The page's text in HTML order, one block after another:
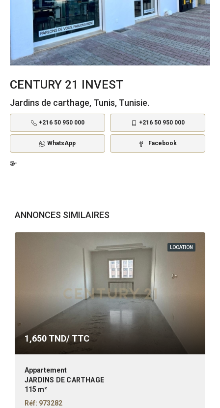
CENTURY 21 INVEST
Jardins de carthage, Tunis, Tunisie.
+216 50 950 000 +216 50 950 000
WhatsApp Facebook
ANNONCES SIMILAIRES
LOCATION
1,650 TND/ TTC
Appartement
JARDINS DE CARTHAGE
115 m²
Réf: 973282